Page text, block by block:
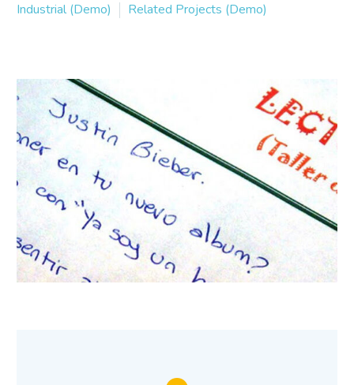
Industrial (Demo)
Related Projects (Demo)